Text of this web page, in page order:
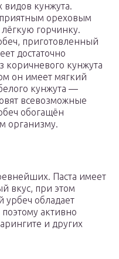
видов кунжута.
ореховым
горчинку.
приготовленный
достаточно
коричневого кунжута
он имеет мягкий
кунжута —
всевозможные
обогащён
организму.
Паста имеет
вкус, при этом
урбеч обладает
активно
и других